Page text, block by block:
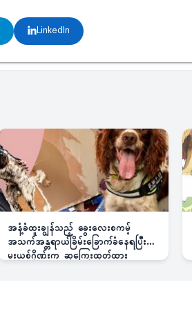
LinkedIn
အနံ့ခံထူးချွန်သည့် ခွေးလေးစကမ့်
အသက်အန္တရာယ်ခြိမ်းခြောက်ခံနေရပြီး
မူးယစ်ဂိုဏ်းက ဆုကြေးထုတ်ထား